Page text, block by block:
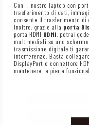
Con il nostro laptop con
trasferimento di dati,
consente il trasferimento di
Inoltre, grazie alla porta
porta HDMI HDMI, potrai
multimediali su uno
trasmissione digitale ti
interferenze. Basta
DisplayPort o connettore
mantenere la piena